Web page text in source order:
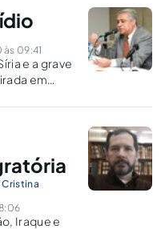
ergueu...
09:41
e a grave
em
Cristina
Iraque e